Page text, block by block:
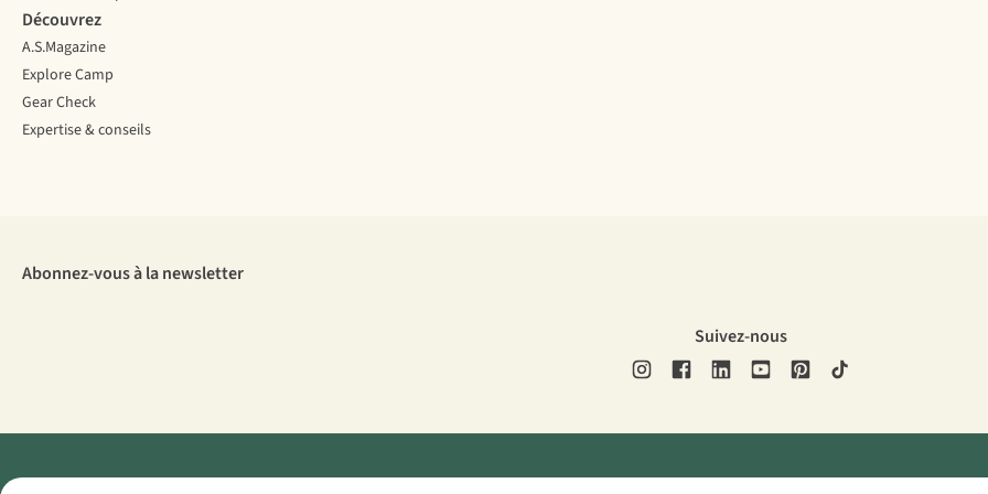
Découvrez
A.S.Magazine
Explore Camp
Gear Check
Expertise & conseils
Abonnez-vous à la newsletter
Suivez-nous